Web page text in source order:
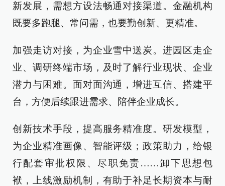
新发展，需想方设法畅通对接渠道。金融机构
既要多跑腿、常问需，也要勤创新、更精准。
加强走访对接，为企业雪中送炭。进园区走企
业、调研终端市场，及时了解行业现状、企业
潜力与困难。面对面沟通，增进互信、搭建平
台，方便后续跟进需求、陪伴企业成长。
创新技术手段，提高服务精准度。研发模型，
为企业精准画像、智能评级；政策助力，给银
行配套审批权限、尽职免责……卸下思想包
袱，上线激励机制，有助于补足长期资本与耐